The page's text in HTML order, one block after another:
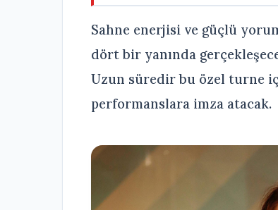
Sahne enerjisi ve güçlü
dört bir yanında
Uzun süredir bu özel turne
performanslara imza atacak.